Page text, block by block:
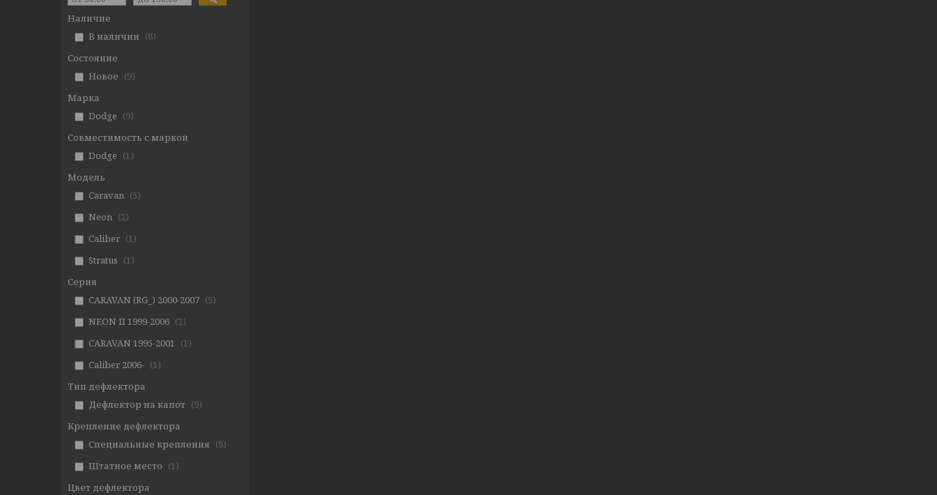
Наличие
В наличии
8
Состояние
Новое
9
Марка
Dodge
9
Совместимость с маркой
Dodge
1
Модель
Caravan
5
Neon
2
Caliber
1
Stratus
1
Серия
CARAVAN (RG_) 2000-2007
5
NEON II 1999-2006
2
CARAVAN 1995-2001
1
Caliber 2006-
1
Тип дефлектора
Дефлектор на капот
9
Крепление дефлектора
Специальные крепления
8
Штатное место
1
Цвет дефлектора